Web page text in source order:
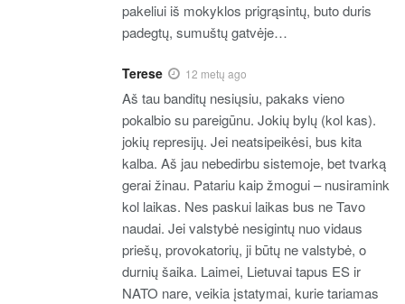
pakeliui iš mokyklos prigrąsintų, buto duris
padegtų, sumuštų gatvėje…
Terese 12 metų ago
Aš tau banditų nesiųsiu, pakaks vieno
pokalbio su pareigūnu. Jokių bylų (kol kas).
jokių represijų. Jei neatsipeikėsi, bus kita
kalba. Aš jau nebedirbu sistemoje, bet tvarką
gerai žinau. Patariu kaip žmogui – nusiramink
kol laikas. Nes paskui laikas bus ne Tavo
naudai. Jei valstybė nesigintų nuo vidaus
priešų, provokatorių, ji būtų ne valstybė, o
durnių šaika. Laimei, Lietuvai tapus ES ir
NATO nare, veikia įstatymai, kurie tariamas